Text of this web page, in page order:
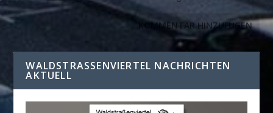
WALDSTRASSENVIERTEL NACHRICHTEN A
KTUELL